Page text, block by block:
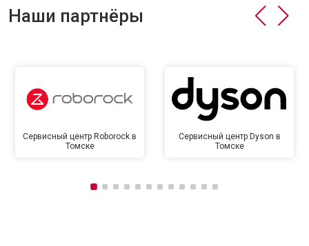
Наши партнёры
Сервисный центр Roborock в
Томске
Сервисный центр Dyson в
Томске